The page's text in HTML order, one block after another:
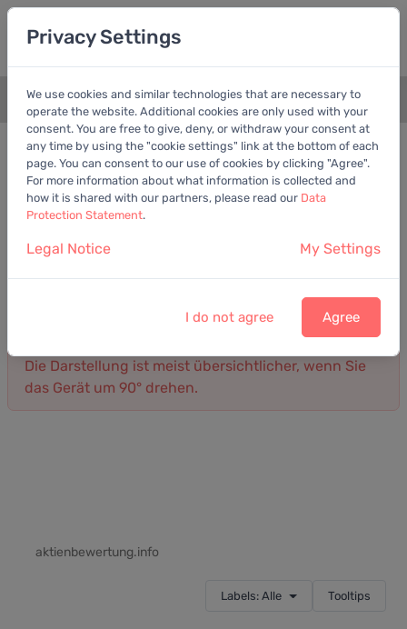
+
Bilanz Gewinn- und Verlustrechnung
Gewinn- und Verlustrechnung von Zeta Global
Holdings Corp.
Die Darstellung ist meist übersichtlicher, wenn Sie
das Gerät um 90° drehen.
aktienbewertung.info
Labels: Alle Tooltips
Privacy Settings
We use cookies and similar technologies that are necessary to
operate the website. Additional cookies are only used with your
consent. You are free to give, deny, or withdraw your consent at
any time by using the "cookie settings" link at the bottom of each
page. You can consent to our use of cookies by clicking "Agree".
For more information about what information is collected and
how it is shared with our partners, please read our Data
Protection Statement.
Legal Notice My Settings
I do not agree Agree